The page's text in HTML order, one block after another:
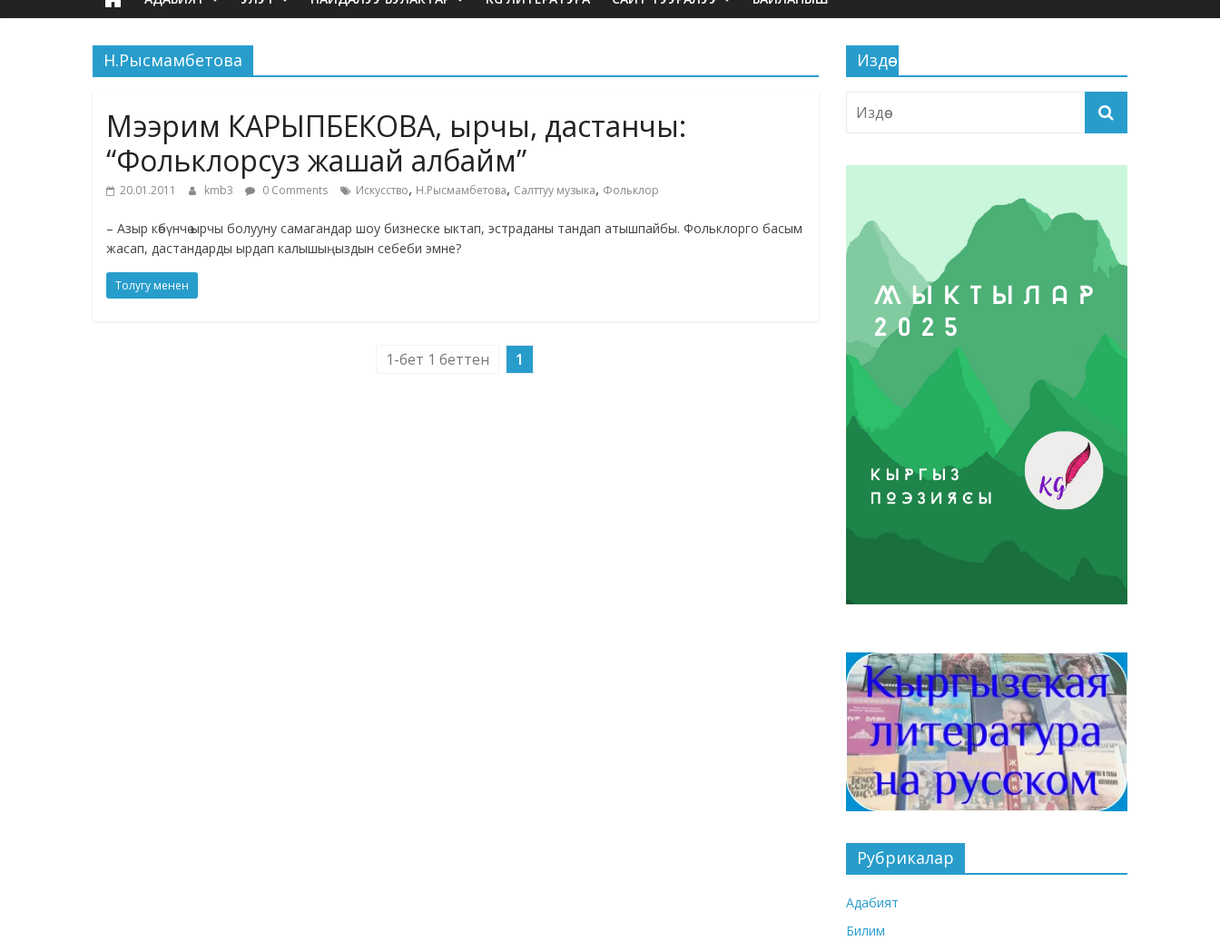
Н.Рысмамбетова
Мээрим КАРЫПБЕКОВА, ырчы, дастанчы:
“Фольклорсуз жашай албайм”
20.01.2011 kmb3 0 Comments Искусство, Н.Рысмамбетова, Салттуу музыка, Фольклор
– Азыр көбүнчө ырчы болууну самагандар шоу бизнеске ыктап, эстраданы тандап атышпайбы. Фольклорго басым
жасап, дастандарды ырдап калышыңыздын себеби эмне?
Толугу менен
1-бет 1 беттен 1
Издөө
Рубрикалар
Адабият
Билим